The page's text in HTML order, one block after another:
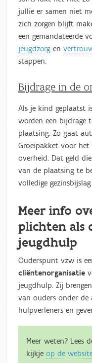
jullie er samen niet
zich zorgen blijft
een gemandateerde
jeugdzorg en
stappen.
Bijdrage in de
Als je kind geplaatst
worden een bijdrage
plaatsing. Zo gaat
Groeipakket voor het
overheid. Dat geld
van de plaatsing te
volledige
Meer info
plichten als
jeugdhulp
Ouderspunt vzw is
cliëntenorganisatie
jeugdhulp. Zij
van ouders onder de
hulpverleners en
Meer weten? Lees
kijkje op de